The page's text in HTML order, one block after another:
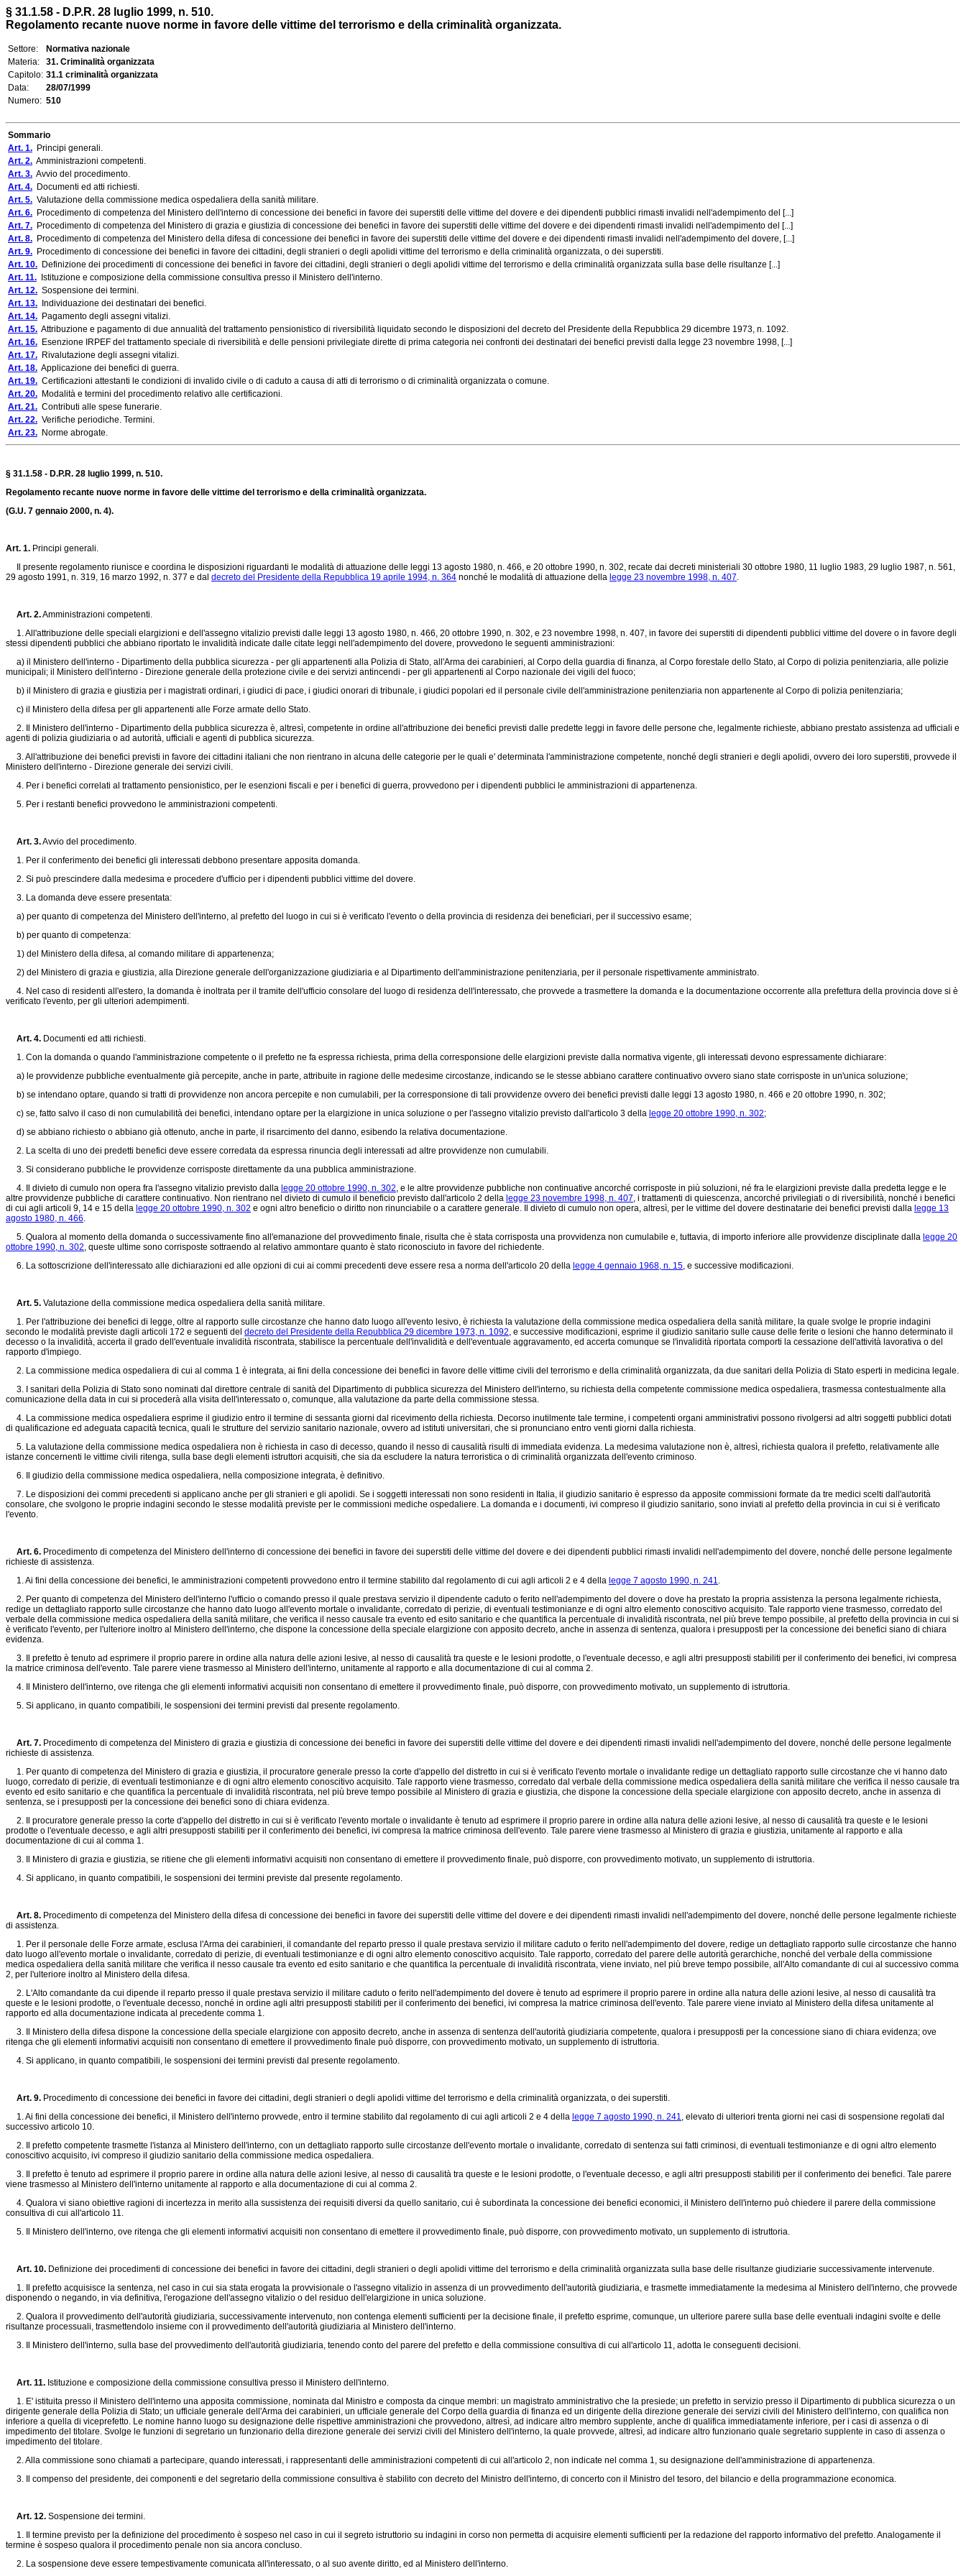
§ 31.1.58 - D.P.R. 28 luglio 1999, n. 510.
Regolamento recante nuove norme in favore delle vittime del terrorismo e della criminalità organizzata.
Settore:
Normativa nazionale
Materia:
31. Criminalità organizzata
Capitolo: 31.1 criminalità organizzata
Data:
28/07/1999
Numero: 510
Sommario
Art. 1. Principi generali.
Art. 2. Amministrazioni competenti.
Art. 3. Avvio del procedimento.
Art. 4. Documenti ed atti richiesti.
Art. 5. Valutazione della commissione medica ospedaliera della sanità militare.
Art. 6. Procedimento di competenza del Ministero dell'interno di concessione dei benefici in favore dei superstiti delle vittime del dovere e dei dipendenti pubblici rimasti invalidi nell'adempimento del [...]
Art. 7. Procedimento di competenza del Ministero di grazia e giustizia di concessione dei benefici in favore dei superstiti delle vittime del dovere e dei dipendenti rimasti invalidi nell'adempimento del [...]
Art. 8. Procedimento di competenza del Ministero della difesa di concessione dei benefici in favore dei superstiti delle vittime del dovere e dei dipendenti rimasti invalidi nell'adempimento del dovere, [...]
Art. 9. Procedimento di concessione dei benefici in favore dei cittadini, degli stranieri o degli apolidi vittime del terrorismo e della criminalità organizzata, o dei superstiti.
Art. 10. Definizione dei procedimenti di concessione dei benefici in favore dei cittadini, degli stranieri o degli apolidi vittime del terrorismo e della criminalità organizzata sulla base delle risultanze [...]
Art. 11. Istituzione e composizione della commissione consultiva presso il Ministero dell'interno.
Art. 12. Sospensione dei termini.
Art. 13. Individuazione dei destinatari dei benefici.
Art. 14. Pagamento degli assegni vitalizi.
Art. 15. Attribuzione e pagamento di due annualità del trattamento pensionistico di riversibilità liquidato secondo le disposizioni del decreto del Presidente della Repubblica 29 dicembre 1973, n. 1092.
Art. 16. Esenzione IRPEF del trattamento speciale di riversibilità e delle pensioni privilegiate dirette di prima categoria nei confronti dei destinatari dei benefici previsti dalla legge 23 novembre 1998, [...]
Art. 17. Rivalutazione degli assegni vitalizi.
Art. 18. Applicazione dei benefici di guerra.
Art. 19. Certificazioni attestanti le condizioni di invalido civile o di caduto a causa di atti di terrorismo o di criminalità organizzata o comune.
Art. 20. Modalità e termini del procedimento relativo alle certificazioni.
Art. 21. Contributi alle spese funerarie.
Art. 22. Verifiche periodiche. Termini.
Art. 23. Norme abrogate.
§ 31.1.58 - D.P.R. 28 luglio 1999, n. 510.
Regolamento recante nuove norme in favore delle vittime del terrorismo e della criminalità organizzata.
(G.U. 7 gennaio 2000, n. 4).
Art. 1. Principi generali.
Il presente regolamento riunisce e coordina le disposizioni riguardanti le modalità di attuazione delle leggi 13 agosto 1980, n. 466, e 20 ottobre 1990, n. 302, recate dai decreti ministeriali 30 ottobre 1980, 11 luglio 1983, 29 luglio 1987, n. 561,
29 agosto 1991, n. 319, 16 marzo 1992, n. 377 e dal decreto del Presidente della Repubblica 19 aprile 1994, n. 364 nonché le modalità di attuazione della legge 23 novembre 1998, n. 407.
Art. 2.Amministrazioni competenti.
1. All'attribuzione delle speciali elargizioni e dell'assegno vitalizio previsti dalle leggi 13 agosto 1980, n. 466, 20 ottobre 1990, n. 302, e 23 novembre 1998, n. 407, in favore dei superstiti di dipendenti pubblici vittime del dovere o in favore degli
stessi dipendenti pubblici che abbiano riportato le invalidità indicate dalle citate leggi nell'adempimento del dovere, provvedono le seguenti amministrazioni:
a) il Ministero dell'interno - Dipartimento della pubblica sicurezza - per gli appartenenti alla Polizia di Stato, all'Arma dei carabinieri, al Corpo della guardia di finanza, al Corpo forestale dello Stato, al Corpo di polizia penitenziaria, alle polizie
municipali; il Ministero dell'interno - Direzione generale della protezione civile e dei servizi antincendi - per gli appartenenti al Corpo nazionale dei vigili del fuoco;
b) il Ministero di grazia e giustizia per i magistrati ordinari, i giudici di pace, i giudici onorari di tribunale, i giudici popolari ed il personale civile dell'amministrazione penitenziaria non appartenente al Corpo di polizia penitenziaria;
c) il Ministero della difesa per gli appartenenti alle Forze armate dello Stato.
2. Il Ministero dell'interno - Dipartimento della pubblica sicurezza è, altresì, competente in ordine all'attribuzione dei benefici previsti dalle predette leggi in favore delle persone che, legalmente richieste, abbiano prestato assistenza ad ufficiali e
agenti di polizia giudiziaria o ad autorità, ufficiali e agenti di pubblica sicurezza.
3. All'attribuzione dei benefici previsti in favore dei cittadini italiani che non rientrano in alcuna delle categorie per le quali e' determinata l'amministrazione competente, nonché degli stranieri e degli apolidi, ovvero dei loro superstiti, provvede il
Ministero dell'interno - Direzione generale dei servizi civili.
4. Per i benefici correlati al trattamento pensionistico, per le esenzioni fiscali e per i benefici di guerra, provvedono per i dipendenti pubblici le amministrazioni di appartenenza.
5. Per i restanti benefici provvedono le amministrazioni competenti.
Art. 3.Avvio del procedimento.
1. Per il conferimento dei benefici gli interessati debbono presentare apposita domanda.
2. Si può prescindere dalla medesima e procedere d'ufficio per i dipendenti pubblici vittime del dovere.
3. La domanda deve essere presentata:
a) per quanto di competenza del Ministero dell'interno, al prefetto del luogo in cui si è verificato l'evento o della provincia di residenza dei beneficiari, per il successivo esame;
b) per quanto di competenza:
1) del Ministero della difesa, al comando militare di appartenenza;
2) del Ministero di grazia e giustizia, alla Direzione generale dell'organizzazione giudiziaria e al Dipartimento dell'amministrazione penitenziaria, per il personale rispettivamente amministrato.
4. Nel caso di residenti all'estero, la domanda è inoltrata per il tramite dell'ufficio consolare del luogo di residenza dell'interessato, che provvede a trasmettere la domanda e la documentazione occorrente alla prefettura della provincia dove si è
verificato l'evento, per gli ulteriori adempimenti.
Art. 4. Documenti ed atti richiesti.
1. Con la domanda o quando l'amministrazione competente o il prefetto ne fa espressa richiesta, prima della corresponsione delle elargizioni previste dalla normativa vigente, gli interessati devono espressamente dichiarare:
a) le provvidenze pubbliche eventualmente già percepite, anche in parte, attribuite in ragione delle medesime circostanze, indicando se le stesse abbiano carattere continuativo ovvero siano state corrisposte in un'unica soluzione;
b) se intendano optare, quando si tratti di provvidenze non ancora percepite e non cumulabili, per la corresponsione di tali provvidenze ovvero dei benefici previsti dalle leggi 13 agosto 1980, n. 466 e 20 ottobre 1990, n. 302;
c) se, fatto salvo il caso di non cumulabilità dei benefici, intendano optare per la elargizione in unica soluzione o per l'assegno vitalizio previsto dall'articolo 3 della legge 20 ottobre 1990, n. 302;
d) se abbiano richiesto o abbiano già ottenuto, anche in parte, il risarcimento del danno, esibendo la relativa documentazione.
2. La scelta di uno dei predetti benefici deve essere corredata da espressa rinuncia degli interessati ad altre provvidenze non cumulabili.
3. Si considerano pubbliche le provvidenze corrisposte direttamente da una pubblica amministrazione.
4. Il divieto di cumulo non opera fra l'assegno vitalizio previsto dalla legge 20 ottobre 1990, n. 302, e le altre provvidenze pubbliche non continuative ancorché corrisposte in più soluzioni, né fra le elargizioni previste dalla predetta legge e le
altre provvidenze pubbliche di carattere continuativo. Non rientrano nel divieto di cumulo il beneficio previsto dall'articolo 2 della legge 23 novembre 1998, n. 407, i trattamenti di quiescenza, ancorché privilegiati o di riversibilità, nonché i benefici
di cui agli articoli 9, 14 e 15 della legge 20 ottobre 1990, n. 302 e ogni altro beneficio o diritto non rinunciabile o a carattere generale. Il divieto di cumulo non opera, altresì, per le vittime del dovere destinatarie dei benefici previsti dalla legge 13
agosto 1980, n. 466.
5. Qualora al momento della domanda o successivamente fino all'emanazione del provvedimento finale, risulta che è stata corrisposta una provvidenza non cumulabile e, tuttavia, di importo inferiore alle provvidenze disciplinate dalla legge 20
ottobre 1990, n. 302, queste ultime sono corrisposte sottraendo al relativo ammontare quanto è stato riconosciuto in favore del richiedente.
6. La sottoscrizione dell'interessato alle dichiarazioni ed alle opzioni di cui ai commi precedenti deve essere resa a norma dell'articolo 20 della legge 4 gennaio 1968, n. 15, e successive modificazioni.
Art. 5. Valutazione della commissione medica ospedaliera della sanità militare.
1. Per l'attribuzione dei benefici di legge, oltre al rapporto sulle circostanze che hanno dato luogo all'evento lesivo, è richiesta la valutazione della commissione medica ospedaliera della sanità militare, la quale svolge le proprie indagini
secondo le modalità previste dagli articoli 172 e seguenti del decreto del Presidente della Repubblica 29 dicembre 1973, n. 1092, e successive modificazioni, esprime il giudizio sanitario sulle cause delle ferite o lesioni che hanno determinato il
decesso o la invalidità, accerta il grado dell'eventuale invalidità riscontrata, stabilisce la percentuale dell'invalidità e dell'eventuale aggravamento, ed accerta comunque se l'invalidità riportata comporti la cessazione dell'attività lavorativa o del
rapporto d'impiego.
2. La commissione medica ospedaliera di cui al comma 1 è integrata, ai fini della concessione dei benefici in favore delle vittime civili del terrorismo e della criminalità organizzata, da due sanitari della Polizia di Stato esperti in medicina legale.
3. I sanitari della Polizia di Stato sono nominati dal direttore centrale di sanità del Dipartimento di pubblica sicurezza del Ministero dell'interno, su richiesta della competente commissione medica ospedaliera, trasmessa contestualmente alla
comunicazione della data in cui si procederà alla visita dell'interessato o, comunque, alla valutazione da parte della commissione stessa.
4. La commissione medica ospedaliera esprime il giudizio entro il termine di sessanta giorni dal ricevimento della richiesta. Decorso inutilmente tale termine, i competenti organi amministrativi possono rivolgersi ad altri soggetti pubblici dotati
di qualificazione ed adeguata capacità tecnica, quali le strutture del servizio sanitario nazionale, ovvero ad istituti universitari, che si pronunciano entro venti giorni dalla richiesta.
5. La valutazione della commissione medica ospedaliera non è richiesta in caso di decesso, quando il nesso di causalità risulti di immediata evidenza. La medesima valutazione non è, altresì, richiesta qualora il prefetto, relativamente alle
istanze concernenti le vittime civili ritenga, sulla base degli elementi istruttori acquisiti, che sia da escludere la natura terroristica o di criminalità organizzata dell'evento criminoso.
6. Il giudizio della commissione medica ospedaliera, nella composizione integrata, è definitivo.
7. Le disposizioni dei commi precedenti si applicano anche per gli stranieri e gli apolidi. Se i soggetti interessati non sono residenti in Italia, il giudizio sanitario è espresso da apposite commissioni formate da tre medici scelti dall'autorità
consolare, che svolgono le proprie indagini secondo le stesse modalità previste per le commissioni mediche ospedaliere. La domanda e i documenti, ivi compreso il giudizio sanitario, sono inviati al prefetto della provincia in cui si è verificato
l'evento.
Art. 6. Procedimento di competenza del Ministero dell'interno di concessione dei benefici in favore dei superstiti delle vittime del dovere e dei dipendenti pubblici rimasti invalidi nell'adempimento del dovere, nonché delle persone legalmente
richieste di assistenza.
1. Ai fini della concessione dei benefici, le amministrazioni competenti provvedono entro il termine stabilito dal regolamento di cui agli articoli 2 e 4 della legge 7 agosto 1990, n. 241.
2. Per quanto di competenza del Ministero dell'interno l'ufficio o comando presso il quale prestava servizio il dipendente caduto o ferito nell'adempimento del dovere o dove ha prestato la propria assistenza la persona legalmente richiesta,
redige un dettagliato rapporto sulle circostanze che hanno dato luogo all'evento mortale o invalidante, corredato di perizie, di eventuali testimonianze e di ogni altro elemento conoscitivo acquisito. Tale rapporto viene trasmesso, corredato del
verbale della commissione medica ospedaliera della sanità militare, che verifica il nesso causale tra evento ed esito sanitario e che quantifica la percentuale di invalidità riscontrata, nel più breve tempo possibile, al prefetto della provincia in cui si
è verificato l'evento, per l'ulteriore inoltro al Ministero dell'interno, che dispone la concessione della speciale elargizione con apposito decreto, anche in assenza di sentenza, qualora i presupposti per la concessione dei benefici siano di chiara
evidenza.
3. Il prefetto è tenuto ad esprimere il proprio parere in ordine alla natura delle azioni lesive, al nesso di causalità tra queste e le lesioni prodotte, o l'eventuale decesso, e agli altri presupposti stabiliti per il conferimento dei benefici, ivi compresa
la matrice criminosa dell'evento. Tale parere viene trasmesso al Ministero dell'interno, unitamente al rapporto e alla documentazione di cui al comma 2.
4. Il Ministero dell'interno, ove ritenga che gli elementi informativi acquisiti non consentano di emettere il provvedimento finale, può disporre, con provvedimento motivato, un supplemento di istruttoria.
5. Si applicano, in quanto compatibili, le sospensioni dei termini previsti dal presente regolamento.
Art. 7. Procedimento di competenza del Ministero di grazia e giustizia di concessione dei benefici in favore dei superstiti delle vittime del dovere e dei dipendenti rimasti invalidi nell'adempimento del dovere, nonché delle persone legalmente
richieste di assistenza.
1. Per quanto di competenza del Ministero di grazia e giustizia, il procuratore generale presso la corte d'appello del distretto in cui si è verificato l'evento mortale o invalidante redige un dettagliato rapporto sulle circostanze che vi hanno dato
luogo, corredato di perizie, di eventuali testimonianze e di ogni altro elemento conoscitivo acquisito. Tale rapporto viene trasmesso, corredato dal verbale della commissione medica ospedaliera della sanità militare che verifica il nesso causale tra
evento ed esito sanitario e che quantifica la percentuale di invalidità riscontrata, nel più breve tempo possibile al Ministero di grazia e giustizia, che dispone la concessione della speciale elargizione con apposito decreto, anche in assenza di
sentenza, se i presupposti per la concessione dei benefici sono di chiara evidenza.
2. Il procuratore generale presso la corte d'appello del distretto in cui si è verificato l'evento mortale o invalidante è tenuto ad esprimere il proprio parere in ordine alla natura delle azioni lesive, al nesso di causalità tra queste e le lesioni
prodotte o l'eventuale decesso, e agli altri presupposti stabiliti per il conferimento dei benefici, ivi compresa la matrice criminosa dell'evento. Tale parere viene trasmesso al Ministero di grazia e giustizia, unitamente al rapporto e alla
documentazione di cui al comma 1.
3. Il Ministero di grazia e giustizia, se ritiene che gli elementi informativi acquisiti non consentano di emettere il provvedimento finale, può disporre, con provvedimento motivato, un supplemento di istruttoria.
4. Si applicano, in quanto compatibili, le sospensioni dei termini previste dal presente regolamento.
Art. 8. Procedimento di competenza del Ministero della difesa di concessione dei benefici in favore dei superstiti delle vittime del dovere e dei dipendenti rimasti invalidi nell'adempimento del dovere, nonché delle persone legalmente richieste
di assistenza.
1. Per il personale delle Forze armate, esclusa l'Arma dei carabinieri, il comandante del reparto presso il quale prestava servizio il militare caduto o ferito nell'adempimento del dovere, redige un dettagliato rapporto sulle circostanze che hanno
dato luogo all'evento mortale o invalidante, corredato di perizie, di eventuali testimonianze e di ogni altro elemento conoscitivo acquisito. Tale rapporto, corredato del parere delle autorità gerarchiche, nonché del verbale della commissione
medica ospedaliera della sanità militare che verifica il nesso causale tra evento ed esito sanitario e che quantifica la percentuale di invalidità riscontrata, viene inviato, nel più breve tempo possibile, all'Alto comandante di cui al successivo comma
2, per l'ulteriore inoltro al Ministero della difesa.
2. L'Alto comandante da cui dipende il reparto presso il quale prestava servizio il militare caduto o ferito nell'adempimento del dovere è tenuto ad esprimere il proprio parere in ordine alla natura delle azioni lesive, al nesso di causalità tra
queste e le lesioni prodotte, o l'eventuale decesso, nonché in ordine agli altri presupposti stabiliti per il conferimento dei benefici, ivi compresa la matrice criminosa dell'evento. Tale parere viene inviato al Ministero della difesa unitamente al
rapporto ed alla documentazione indicata al precedente comma 1.
3. Il Ministero della difesa dispone la concessione della speciale elargizione con apposito decreto, anche in assenza di sentenza dell'autorità giudiziaria competente, qualora i presupposti per la concessione siano di chiara evidenza; ove
ritenga che gli elementi informativi acquisiti non consentano di emettere il provvedimento finale può disporre, con provvedimento motivato, un supplemento di istruttoria.
4. Si applicano, in quanto compatibili, le sospensioni dei termini previsti dal presente regolamento.
Art. 9. Procedimento di concessione dei benefici in favore dei cittadini, degli stranieri o degli apolidi vittime del terrorismo e della criminalità organizzata, o dei superstiti.
1. Ai fini della concessione dei benefici, il Ministero dell'interno provvede, entro il termine stabilito dal regolamento di cui agli articoli 2 e 4 della legge 7 agosto 1990, n. 241, elevato di ulteriori trenta giorni nei casi di sospensione regolati dal
successivo articolo 10.
2. Il prefetto competente trasmette l'istanza al Ministero dell'interno, con un dettagliato rapporto sulle circostanze dell'evento mortale o invalidante, corredato di sentenza sui fatti criminosi, di eventuali testimonianze e di ogni altro elemento
conoscitivo acquisito, ivi compreso il giudizio sanitario della commissione medica ospedaliera.
3. Il prefetto è tenuto ad esprimere il proprio parere in ordine alla natura delle azioni lesive, al nesso di causalità tra queste e le lesioni prodotte, o l'eventuale decesso, e agli altri presupposti stabiliti per il conferimento dei benefici. Tale parere
viene trasmesso al Ministero dell'interno unitamente al rapporto e alla documentazione di cui al comma 2.
4. Qualora vi siano obiettive ragioni di incertezza in merito alla sussistenza dei requisiti diversi da quello sanitario, cui è subordinata la concessione dei benefici economici, il Ministero dell'interno può chiedere il parere della commissione
consultiva di cui all'articolo 11.
5. Il Ministero dell'interno, ove ritenga che gli elementi informativi acquisiti non consentano di emettere il provvedimento finale, può disporre, con provvedimento motivato, un supplemento di istruttoria.
Art. 10. Definizione dei procedimenti di concessione dei benefici in favore dei cittadini, degli stranieri o degli apolidi vittime del terrorismo e della criminalità organizzata sulla base delle risultanze giudiziarie successivamente intervenute.
1. Il prefetto acquisisce la sentenza, nel caso in cui sia stata erogata la provvisionale o l'assegno vitalizio in assenza di un provvedimento dell'autorità giudiziaria, e trasmette immediatamente la medesima al Ministero dell'interno, che provvede
disponendo o negando, in via definitiva, l'erogazione dell'assegno vitalizio o del residuo dell'elargizione in unica soluzione.
2. Qualora il provvedimento dell'autorità giudiziaria, successivamente intervenuto, non contenga elementi sufficienti per la decisione finale, il prefetto esprime, comunque, un ulteriore parere sulla base delle eventuali indagini svolte e delle
risultanze processuali, trasmettendolo insieme con il provvedimento dell'autorità giudiziaria al Ministero dell'interno.
3. Il Ministero dell'interno, sulla base del provvedimento dell'autorità giudiziaria, tenendo conto del parere del prefetto e della commissione consultiva di cui all'articolo 11, adotta le conseguenti decisioni.
Art. 11. Istituzione e composizione della commissione consultiva presso il Ministero dell'interno.
1. E' istituita presso il Ministero dell'interno una apposita commissione, nominata dal Ministro e composta da cinque membri: un magistrato amministrativo che la presiede; un prefetto in servizio presso il Dipartimento di pubblica sicurezza o un
dirigente generale della Polizia di Stato; un ufficiale generale dell'Arma dei carabinieri, un ufficiale generale del Corpo della guardia di finanza ed un dirigente della direzione generale dei servizi civili del Ministero dell'interno, con qualifica non
inferiore a quella di viceprefetto. Le nomine hanno luogo su designazione delle rispettive amministrazioni che provvedono, altresì, ad indicare altro membro supplente, anche di qualifica immediatamente inferiore, per i casi di assenza o di
impedimento del titolare. Svolge le funzioni di segretario un funzionario della direzione generale dei servizi civili del Ministero dell'interno, la quale provvede, altresì, ad indicare altro funzionario quale segretario supplente in caso di assenza o
impedimento del titolare.
2. Alla commissione sono chiamati a partecipare, quando interessati, i rappresentanti delle amministrazioni competenti di cui all'articolo 2, non indicate nel comma 1, su designazione dell'amministrazione di appartenenza.
3. Il compenso del presidente, dei componenti e del segretario della commissione consultiva è stabilito con decreto del Ministro dell'interno, di concerto con il Ministro del tesoro, del bilancio e della programmazione economica.
Art. 12. Sospensione dei termini.
1. Il termine previsto per la definizione del procedimento è sospeso nel caso in cui il segreto istruttorio su indagini in corso non permetta di acquisire elementi sufficienti per la redazione del rapporto informativo del prefetto. Analogamente il
termine è sospeso qualora il procedimento penale non sia ancora concluso.
2. La sospensione deve essere tempestivamente comunicata all'interessato, o al suo avente diritto, ed al Ministero dell'interno.